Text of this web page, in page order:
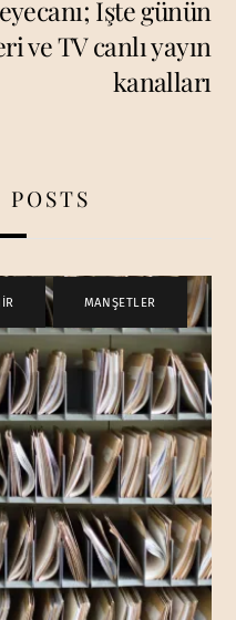
İşte günün
ve TV canlı yayın
kanalları
, MANŞETLER